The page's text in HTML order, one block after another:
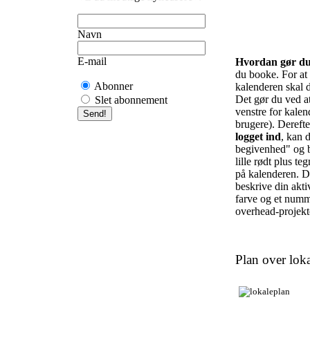
Navn
E-mail
Abonner
Slet abonnement
Hvordan gør
du booke. For
kalenderen skal
Det gør du ved
venstre for
brugere).
logget ind, kan
begivenhed" og
lille rødt plus
på kalenderen.
beskrive din
farve og et
overhead-
Plan over